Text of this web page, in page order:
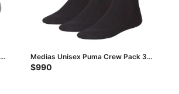
Medias Unisex Puma Crew Pack 3
Pares - Negro
$990